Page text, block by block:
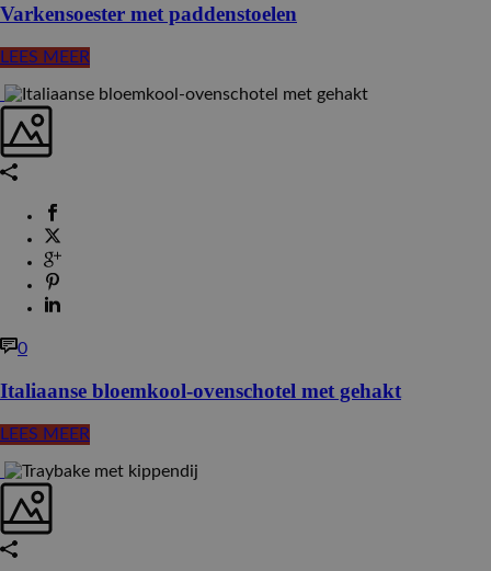
Varkensoester met paddenstoelen
LEES MEER
0
Italiaanse bloemkool-ovenschotel met gehakt
LEES MEER